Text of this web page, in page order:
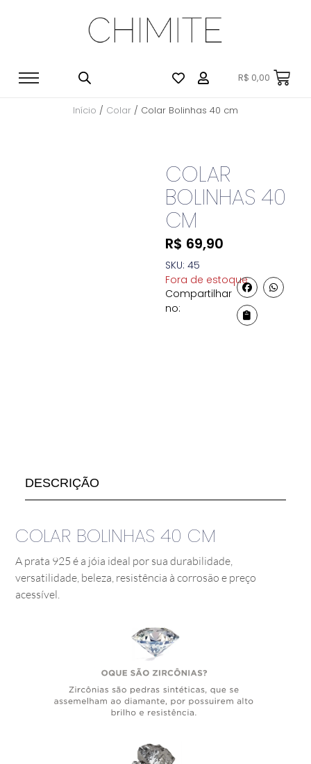
R$ 0,00
Início / Colar / Colar Bolinhas 40 cm
COLAR
BOLINHAS 40
CM
R$ 69,90
SKU: 45
Fora de estoque
Compartilhar
no:
DESCRIÇÃO
COLAR BOLINHAS 40 CM
A prata 925 é a jóia ideal por sua durabilidade,
versatilidade, beleza, resistência à corrosão e preço
acessível.